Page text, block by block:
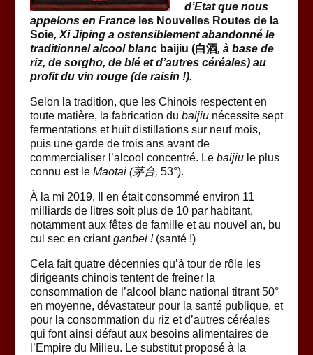
d’Etat que nous
appelons en France les Nouvelles Routes de la
Soie, Xi Jiping a ostensiblement abandonné le
traditionnel alcool blanc baijiu (白酒, à base de
riz, de sorgho, de blé et d’autres céréales) au
profit du vin rouge (de raisin !).
Selon la tradition, que les Chinois respectent en
toute matière, la fabrication du baijiunécessite sept
fermentations et huit distillations sur neuf mois,
puis une garde de trois ans avant de
commercialiser l’alcool concentré. Le baijiule plus
connu est le Maotai (茅台, 53°).
À la mi 2019, Il en était consommé environ 11
milliards de litres soit plus de 10 par habitant,
notamment aux fêtes de famille et au nouvel an, bu
cul sec en criantganbei ! (santé !)
Cela fait quatre décennies qu’à tour de rôle les
dirigeants chinois tentent de freiner la
consommation de l’alcool blanc national titrant 50°
en moyenne, dévastateur pour la santé publique, et
pour la consommation du riz et d’autres céréales
qui font ainsi défaut aux besoins alimentaires de
l’Empire du Milieu. Le substitut proposé à la